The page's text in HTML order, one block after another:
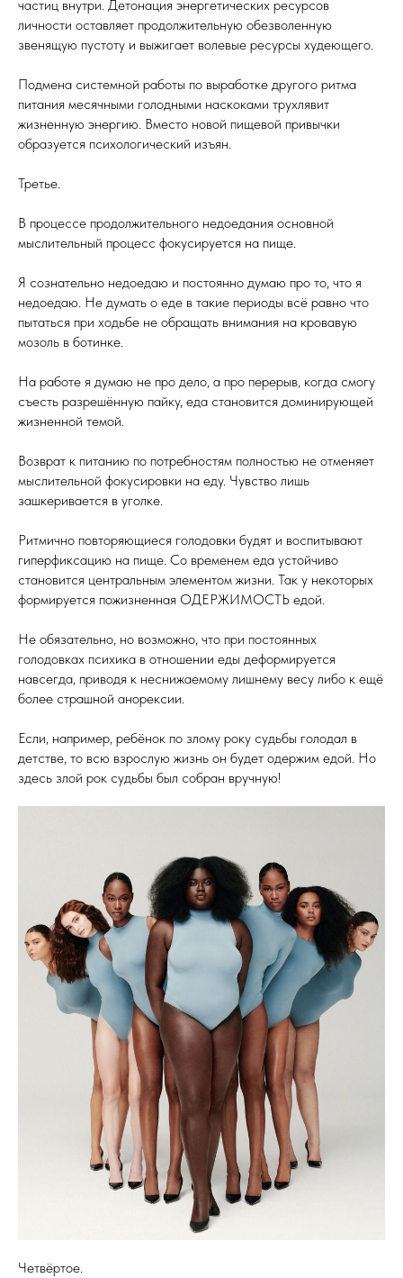
частиц внутри. Детонация энергетических ресурсов
личности оставляет продолжительную обезволенную
звенящую пустоту и выжигает волевые ресурсы худеющего.
Подмена системной работы по выработке другого ритма
питания месячными голодными наскоками трухлявит
жизненную энергию. Вместо новой пищевой привычки
образуется психологический изъян.
Третье.
В процессе продолжительного недоедания основной
мыслительный процесс фокусируется на пище.
Я сознательно недоедаю и постоянно думаю про то, что я
недоедаю. Не думать о еде в такие периоды всё равно что
пытаться при ходьбе не обращать внимания на кровавую
мозоль в ботинке.
На работе я думаю не про дело, а про перерыв, когда смогу
съесть разрешённую пайку, еда становится доминирующей
жизненной темой.
Возврат к питанию по потребностям полностью не отменяет
мыслительной фокусировки на еду. Чувство лишь
зашкеривается в уголке.
Ритмично повторяющиеся голодовки будят и воспитывают
гиперфиксацию на пище. Со временем еда устойчиво
становится центральным элементом жизни. Так у некоторых
формируется пожизненная ОДЕРЖИМОСТЬ едой.
Не обязательно, но возможно, что при постоянных
голодовках психика в отношении еды деформируется
навсегда, приводя к неснижаемому лишнему весу либо к ещё
более страшной анорексии.
Если, например, ребёнок по злому року судьбы голодал в
детстве, то всю взрослую жизнь он будет одержим едой. Но
здесь злой рок судьбы был собран вручную!
Четвёртое.